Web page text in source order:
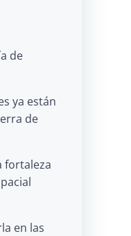
de
ya están
de
fortaleza
en las